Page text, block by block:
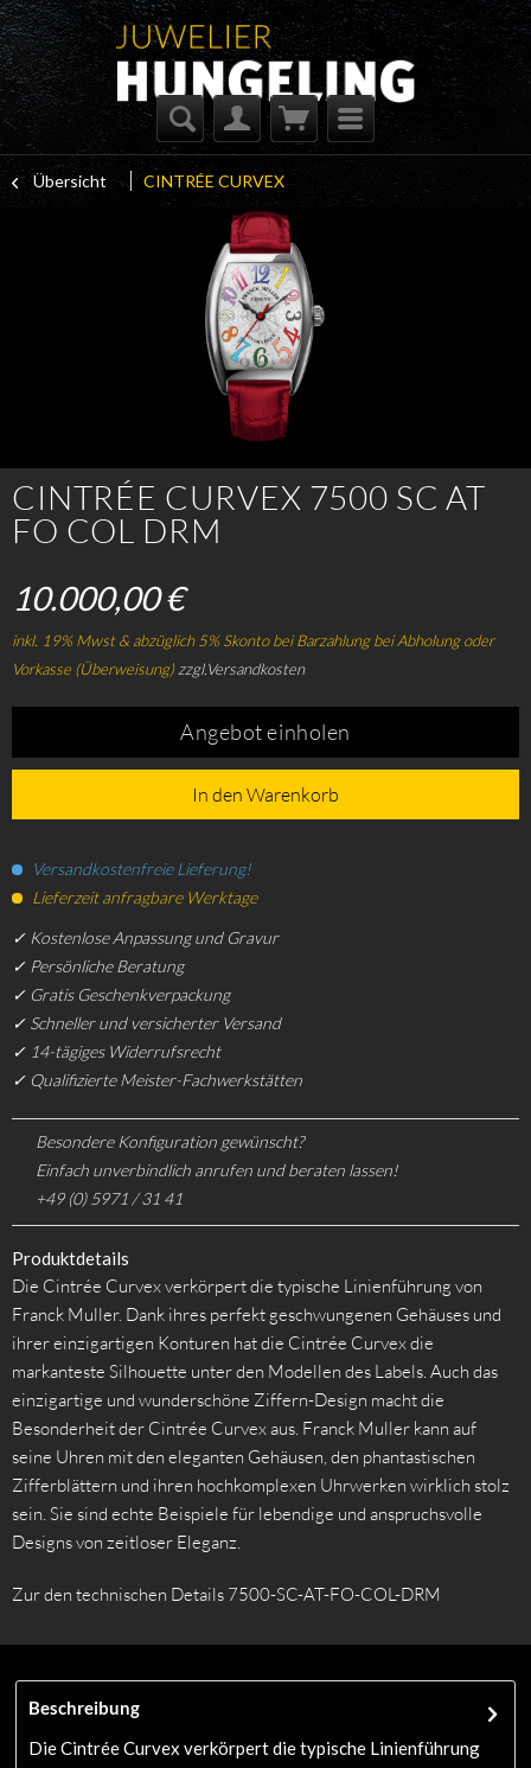
Übersicht CINTRÉE CURVEX
CINTRÉE CURVEX 7500 SC AT
FO COL DRM
10.000,00 €
inkl. 19% Mwst & abzüglich 5% Skonto bei Barzahlung bei Abholung oder
Vorkasse (Überweisung)zzgl.Versandkosten
Angebot einholen
In den Warenkorb
Versandkostenfreie Lieferung!
Lieferzeit anfragbare Werktage
✓ Kostenlose Anpassung und Gravur
✓ Persönliche Beratung
✓ Gratis Geschenkverpackung
✓ Schneller und versicherter Versand
✓ 14-tägiges Widerrufsrecht
✓ Qualifizierte Meister-Fachwerkstätten
Besondere Konfiguration gewünscht?
Einfach unverbindlich anrufen und beraten lassen!
+49 (0) 5971 / 31 41
Produktdetails
Die Cintrée Curvex verkörpert die typische Linienführung von
Franck Muller. Dank ihres perfekt geschwungenen Gehäuses und
ihrer einzigartigen Konturen hat die Cintrée Curvex die
markanteste Silhouette unter den Modellen des Labels. Auch das
einzigartige und wunderschöne Ziffern-Design macht die
Besonderheit der Cintrée Curvex aus. Franck Muller kann auf
seine Uhren mit den eleganten Gehäusen, den phantastischen
Zifferblättern und ihren hochkomplexen Uhrwerken wirklich stolz
sein. Sie sind echte Beispiele für lebendige und anspruchsvolle
Designs von zeitloser Eleganz.
Zur den technischen Details 7500-SC-AT-FO-COL-DRM
Beschreibung
Die Cintrée Curvex verkörpert die typische Linienführung